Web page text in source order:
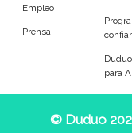
Tareas diarias
Ayuda con la
Empleo
Prensa
para
© Duduo